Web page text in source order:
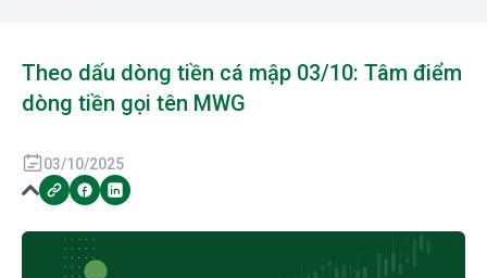
Theo dấu dòng tiền cá mập 03/10: Tâm điểm
dòng tiền gọi tên MWG
03/10/2025